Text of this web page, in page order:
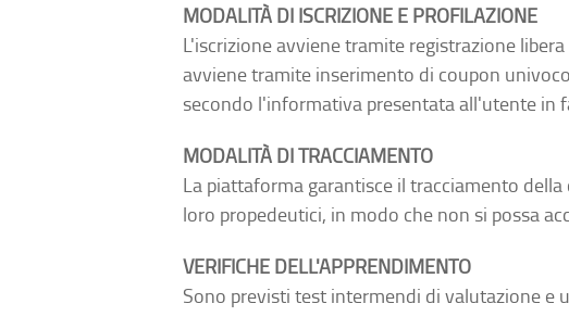
MODALITÀ DI ISCRIZIONE E PROFILAZIONE
L'iscrizione avviene tramite registrazione
avviene tramite inserimento di coupon
secondo l'informativa presentata all'utente in
MODALITÀ DI TRACCIAMENTO
La piattaforma garantisce il tracciamento
loro propedeutici, in modo che non si possa
VERIFICHE DELL'APPRENDIMENTO
Sono previsti test intermendi di valutazione e